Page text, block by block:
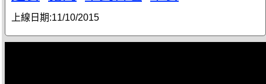
上線日期:11/10/2015